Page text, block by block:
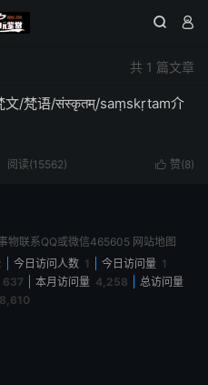
 
共 1 篇文章
文/梵语/संस्कृतम्/saṃskṛtam介
 赞(8)
阅读(15562)
物联系QQ或微信465605 网站地图
今日访问人数 1 今日访问量 1
637 本月访问量 4,258
总访问量